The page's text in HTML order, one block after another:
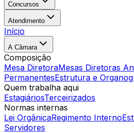
Concursos
Atendimento
Início
A Câmara
Composição
Mesa DiretoraMesas Diretoras
PermanentesEstrutura e
Quem trabalha aqui
EstagiáriosTerceirizados
Normas internas
Lei OrgânicaRegimento Interno
Servidores